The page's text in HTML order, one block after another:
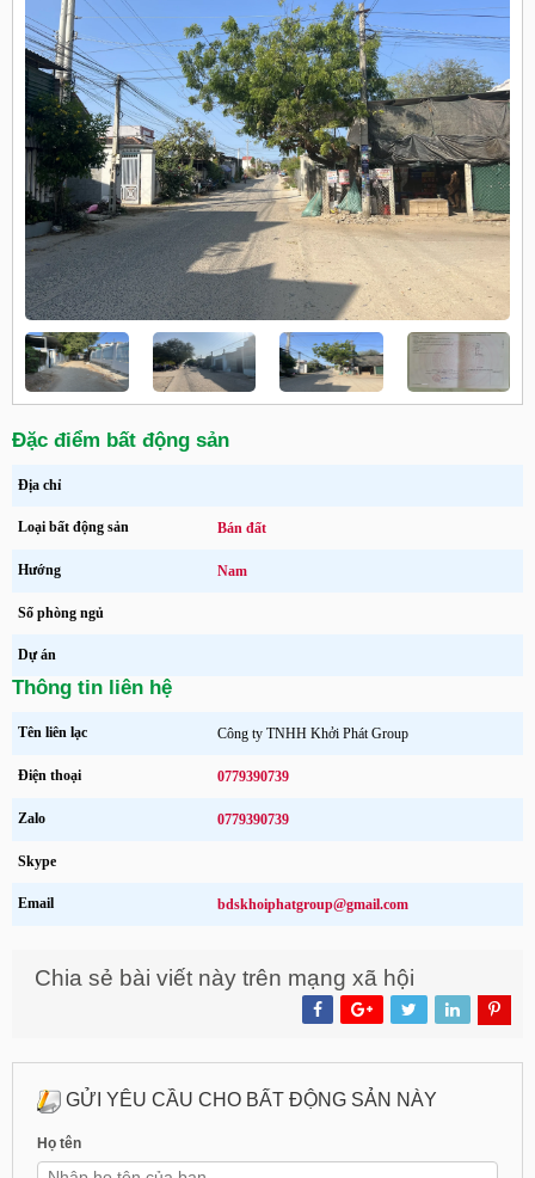
Đặc điểm bất động sản
Địa chỉ
Loại bất động sản Bán đất
Hướng Nam
Số phòng ngủ
Dự án
Thông tin liên hệ
Tên liên lạc Công ty TNHH Khởi Phát Group
Điện thoại 0779390739
Zalo 0779390739
Skype
Email bdskhoiphatgroup@gmail.com
Chia sẻ bài viết này trên mạng xã hội
GỬI YÊU CẦU CHO BẤT ĐỘNG SẢN NÀY
Họ tên